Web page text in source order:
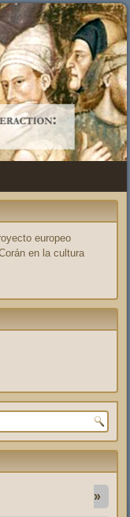
europeo
en la cultura
»